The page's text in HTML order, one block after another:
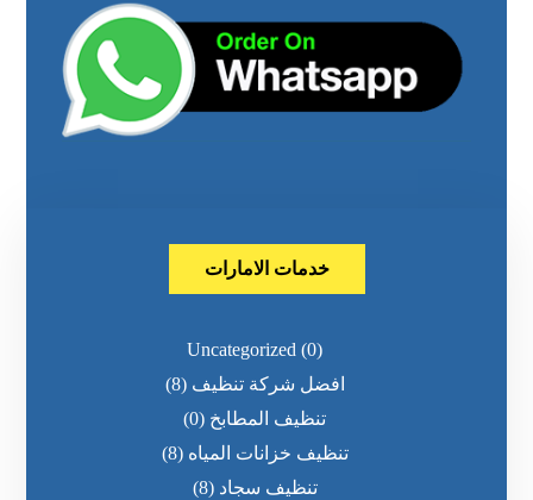
خدمات الامارات
Uncategorized (0)
افضل شركة تنظيف (8)
تنظيف المطابخ (0)
تنظيف خزانات المياه (8)
تنظيف سجاد (8)